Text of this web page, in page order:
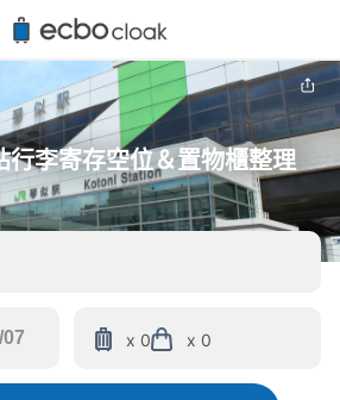
李寄存空位＆置物櫃整理
x 0 x 0